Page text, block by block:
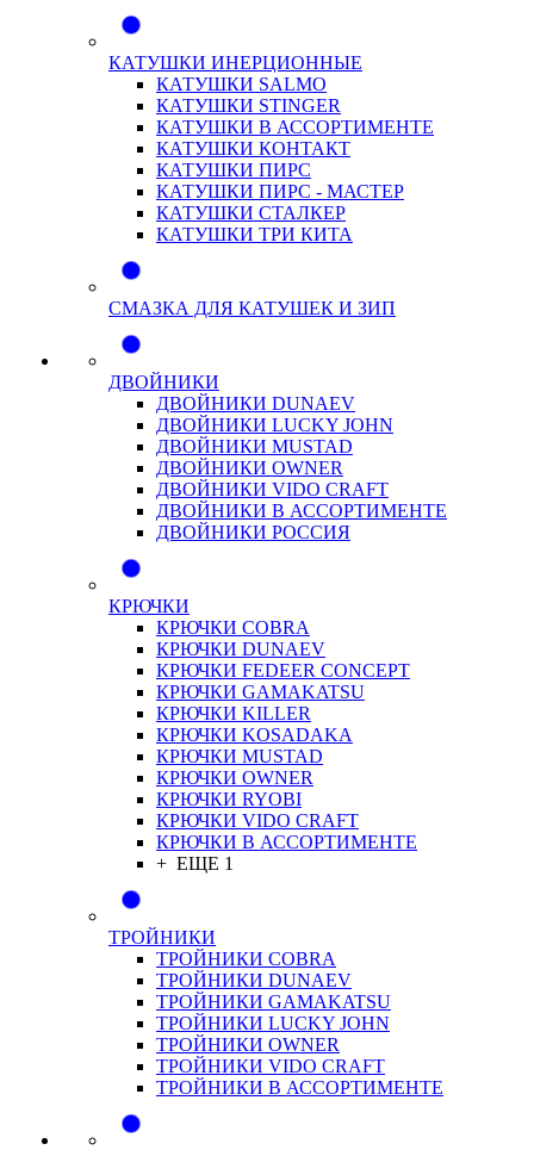
КАТУШКИ ИНЕРЦИОННЫЕ
КАТУШКИ SALMO
КАТУШКИ STINGER
КАТУШКИ В АССОРТИМЕНТЕ
КАТУШКИ КОНТАКТ
КАТУШКИ ПИРС
КАТУШКИ ПИРС - МАСТЕР
КАТУШКИ СТАЛКЕР
КАТУШКИ ТРИ КИТА
СМАЗКА ДЛЯ КАТУШЕК И ЗИП
ДВОЙНИКИ
ДВОЙНИКИ DUNAEV
ДВОЙНИКИ LUCKY JOHN
ДВОЙНИКИ MUSTAD
ДВОЙНИКИ OWNER
ДВОЙНИКИ VIDO CRAFT
ДВОЙНИКИ В АССОРТИМЕНТЕ
ДВОЙНИКИ РОССИЯ
КРЮЧКИ
КРЮЧКИ COBRA
КРЮЧКИ DUNAEV
КРЮЧКИ FEDEER CONCEPT
КРЮЧКИ GAMAKATSU
КРЮЧКИ KILLER
КРЮЧКИ KOSADAKA
КРЮЧКИ MUSTAD
КРЮЧКИ OWNER
КРЮЧКИ RYOBI
КРЮЧКИ VIDO CRAFT
КРЮЧКИ В АССОРТИМЕНТЕ
+ ЕЩЕ 1
ТРОЙНИКИ
ТРОЙНИКИ COBRA
ТРОЙНИКИ DUNAEV
ТРОЙНИКИ GAMAKATSU
ТРОЙНИКИ LUCKY JOHN
ТРОЙНИКИ OWNER
ТРОЙНИКИ VIDO CRAFT
ТРОЙНИКИ В АССОРТИМЕНТЕ